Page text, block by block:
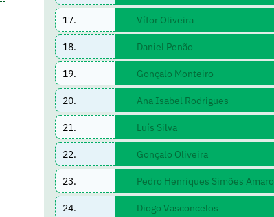
17. Vítor Oliveira
18. Daniel Penão
19. Gonçalo Monteiro
20. Ana Isabel Rodrigues
21. Luís Silva
22. Gonçalo Oliveira
23. Pedro Henriques Simões Amaro
24. Diogo Vasconcelos